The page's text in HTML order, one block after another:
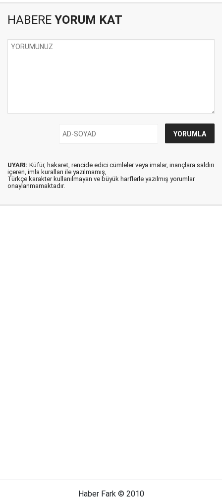
HABERE YORUM KAT
UYARI: Küfür, hakaret, rencide edici cümleler veya imalar, inançlara saldırı
içeren, imla kuralları ile yazılmamış,
Türkçe karakter kullanılmayan ve büyük harflerle yazılmış yorumlar
onaylanmamaktadır.
Haber Fark © 2010